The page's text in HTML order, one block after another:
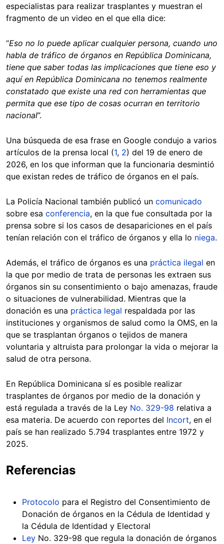
especialistas para realizar trasplantes y muestran el
fragmento de un video en el que ella dice:
“Eso no lo puede aplicar cualquier persona, cuando uno
habla de tráfico de órganos en República Dominicana,
tiene que saber todas las implicaciones que tiene eso y
aquí en República Dominicana no tenemos realmente
constatado que existe una red con herramientas que
permita que ese tipo de cosas ocurran en territorio
nacional”.
Una búsqueda de esa frase en Google condujo a varios
artículos de la prensa local (1, 2) del 19 de enero de
2026, en los que informan que la funcionaria desmintió
que existan redes de tráfico de órganos en el país.
La Policía Nacional también publicó un comunicado
sobre esa conferencia, en la que fue consultada por la
prensa sobre si los casos de desapariciones en el país
tenían relación con el tráfico de órganos y ella lo niega.
Además, el tráfico de órganos es una práctica ilegal en
la que por medio de trata de personas les extraen sus
órganos sin su consentimiento o bajo amenazas, fraude
o situaciones de vulnerabilidad. Mientras que la
donación es una práctica legal respaldada por las
instituciones y organismos de salud como la OMS, en la
que se trasplantan órganos o tejidos de manera
voluntaria y altruista para prolongar la vida o mejorar la
salud de otra persona.
En República Dominicana sí es posible realizar
trasplantes de órganos por medio de la donación y
está regulada a través de la Ley No. 329-98 relativa a
esa materia. De acuerdo con reportes del Incort, en el
país se han realizado 5.794 trasplantes entre 1972 y
2025.
Referencias
Protocolo para el Registro del Consentimiento de
Donación de órganos en la Cédula de Identidad y
la Cédula de Identidad y Electoral
Ley No. 329-98 que regula la donación de órganos